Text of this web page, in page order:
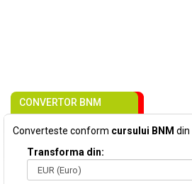
CONVERTOR BNM
Converteste conform cursului BNM din
Transforma din: